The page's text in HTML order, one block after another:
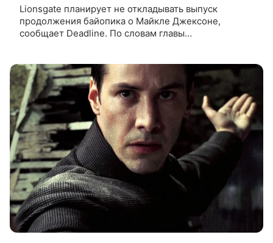
Lionsgate планирует не откладывать выпуск
продолжения байопика о Майкле Джексоне,
сообщает Deadline. По словам главы
конце